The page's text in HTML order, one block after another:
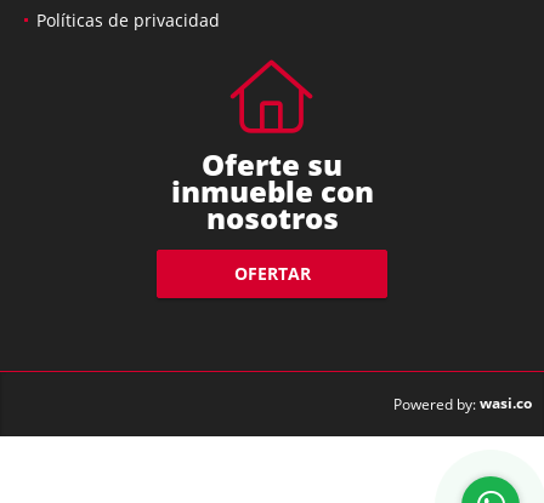
Políticas de privacidad
Oferte su
inmueble con
nosotros
OFERTAR
Powered by:wasi.co